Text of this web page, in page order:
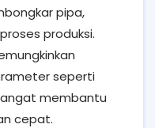
pipa,
produksi.
seperti
membantu
cepat.